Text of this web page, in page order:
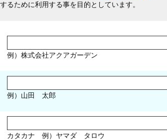
るために利用する事を目的としています。
例）株式会社アクアガーデン
例）山田 太郎
カタカナ 例）ヤマダ タロウ